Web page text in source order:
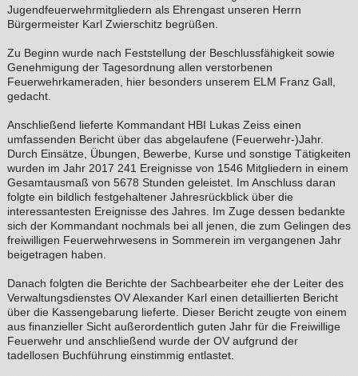
Jugendfeuerwehrmitgliedern als Ehrengast unseren Herrn
Bürgermeister Karl Zwierschitz begrüßen.
Zu Beginn wurde nach Feststellung der Beschlussfähigkeit sowie
Genehmigung der Tagesordnung allen verstorbenen
Feuerwehrkameraden, hier besonders unserem ELM Franz Gall,
gedacht.
Anschließend lieferte Kommandant HBI Lukas Zeiss einen
umfassenden Bericht über das abgelaufene (Feuerwehr-)Jahr.
Durch Einsätze, Übungen, Bewerbe, Kurse und sonstige Tätigkeiten
wurden im Jahr 2017 241 Ereignisse von 1546 Mitgliedern in einem
Gesamtausmaß von 5678 Stunden geleistet. Im Anschluss daran
folgte ein bildlich festgehaltener Jahresrückblick über die
interessantesten Ereignisse des Jahres. Im Zuge dessen bedankte
sich der Kommandant nochmals bei all jenen, die zum Gelingen des
freiwilligen Feuerwehrwesens in Sommerein im vergangenen Jahr
beigetragen haben.
Danach folgten die Berichte der Sachbearbeiter ehe der Leiter des
Verwaltungsdienstes OV Alexander Karl einen detaillierten Bericht
über die Kassengebarung lieferte. Dieser Bericht zeugte von einem
aus finanzieller Sicht außerordentlich guten Jahr für die Freiwillige
Feuerwehr und anschließend wurde der OV aufgrund der
tadellosen Buchführung einstimmig entlastet.